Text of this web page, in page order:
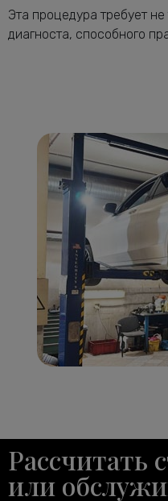
Эта процедура требует
диагноста, способного
Рассчитать
или